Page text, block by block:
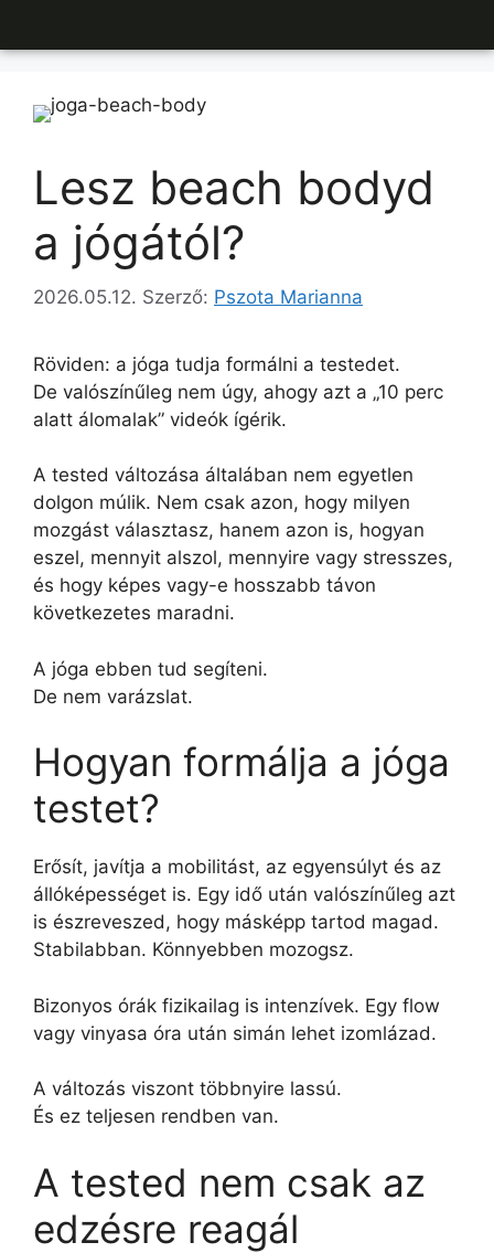
Lesz beach bodyd
a jógától?
2026.05.12. Szerző: Pszota Marianna
Röviden: a jóga tudja formálni a testedet.
De valószínűleg nem úgy, ahogy azt a „10 perc
alatt álomalak” videók ígérik.
A tested változása általában nem egyetlen
dolgon múlik. Nem csak azon, hogy milyen
mozgást választasz, hanem azon is, hogyan
eszel, mennyit alszol, mennyire vagy stresszes,
és hogy képes vagy-e hosszabb távon
következetes maradni.
A jóga ebben tud segíteni.
De nem varázslat.
Hogyan formálja a jóga
testet?
Erősít, javítja a mobilitást, az egyensúlyt és az
állóképességet is. Egy idő után valószínűleg azt
is észreveszed, hogy másképp tartod magad.
Stabilabban. Könnyebben mozogsz.
Bizonyos órák fizikailag is intenzívek. Egy flow
vagy vinyasa óra után simán lehet izomlázad.
A változás viszont többnyire lassú.
És ez teljesen rendben van.
A tested nem csak az
edzésre reagál